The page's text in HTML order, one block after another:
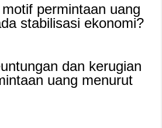
permintaan uang
stabilisasi ekonomi?
dan kerugian
uang menurut